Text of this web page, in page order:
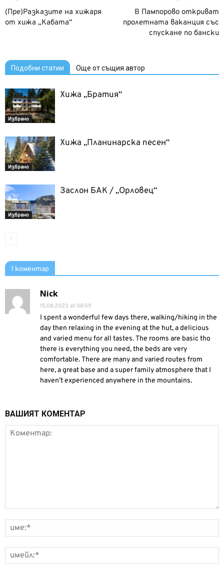
(Пре)Разказите на хижаря
от хижа „Кабата“
В Пампорово откриват
пролетната ваканция със
спускане по бански
Подобни статии Още от същия автор
Избрано
Хижа „Братия“
Избрано
Хижа „Планинарска песен“
Избрано
Заслон БАК / „Орловец“
1 коментар
Nick
15.08.2023 at 08:59
I spent a wonderful few days there, walking/hiking in the
day then relaxing in the evening at the hut, a delicious
and varied menu for all tastes. The rooms are basic tho
there is everything you need, the beds are very
comfortable. There are many and varied routes from
here, a great base and a super family atmosphere that I
haven’t experienced anywhere in the mountains.
ВАШИЯТ КОМЕНТАР